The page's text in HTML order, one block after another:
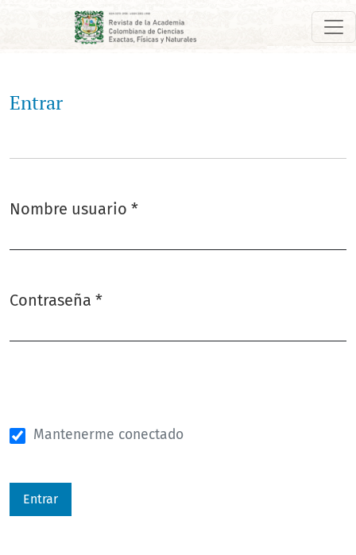
Entrar
Nombre usuario *
Contraseña *
Mantenerme conectado
Entrar